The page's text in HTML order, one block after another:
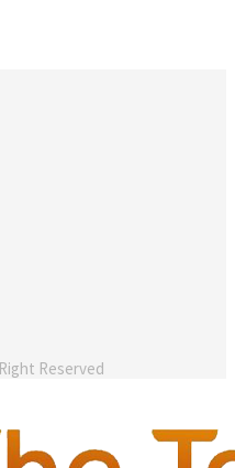
Reserved